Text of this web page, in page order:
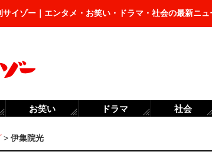
サイゾー｜エンタメ・お笑い・ドラマ・社会の最新ニュ
> 伊集院光
お笑い ドラマ 社会